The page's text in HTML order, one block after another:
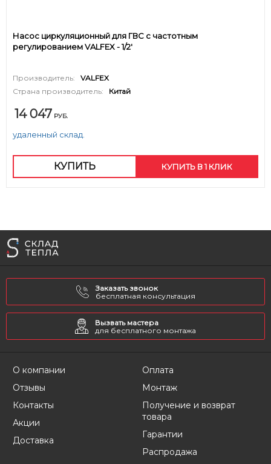
Насос циркуляционный для ГВС с частотным
регулированием VALFEX - 1/2'
Производитель:
VALFEX
Страна производитель:
Китай
14 047 РУБ.
удаленный склад.
КУПИТЬ КУПИТЬ В 1 КЛИК
Заказать звонок
бесплатная консультация
Вызвать мастера
для бесплатного монтажа
О компании
Отзывы
Контакты
Акции
Доставка
Оплата
Монтаж
Получение и возврат
товара
Гарантии
Распродажа